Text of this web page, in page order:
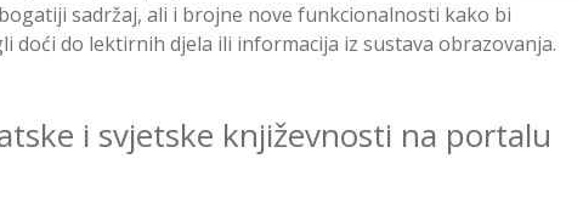
sadržaj, ali i brojne nove funkcionalnosti kako bi
doći do lektirnih djela ili informacija iz sustava obrazovanja.
i svjetske književnosti na portalu